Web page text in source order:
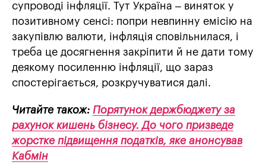
супроводі інфляції. Тут Україна – виняток у
позитивному сенсі: попри невпинну емісію на
закупівлю валюти, інфляція сповільнилася, і
треба це досягнення закріпити й не дати тому
деякому посиленню інфляції, що зараз
спостерігається, розкручуватися далі.
Читайте також: Порятунок держбюджету за
рахунок кишень бізнесу. До чого призведе
жорстке підвищення податків, яке анонсував
Кабмін